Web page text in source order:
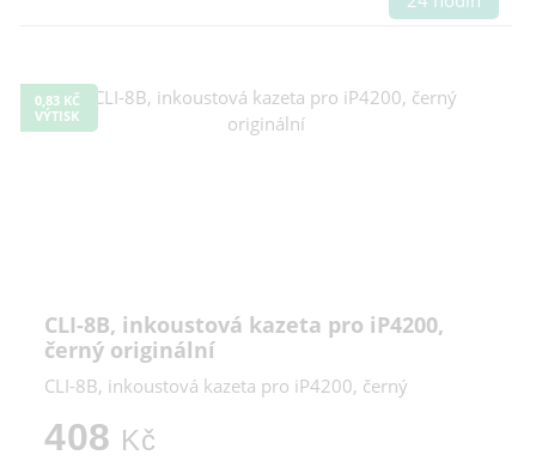
0,83 KČ
VÝTISK
CLI-8B, inkoustová kazeta pro iP4200,
černý originální
CLI-8B, inkoustová kazeta pro iP4200, černý
408 Kč